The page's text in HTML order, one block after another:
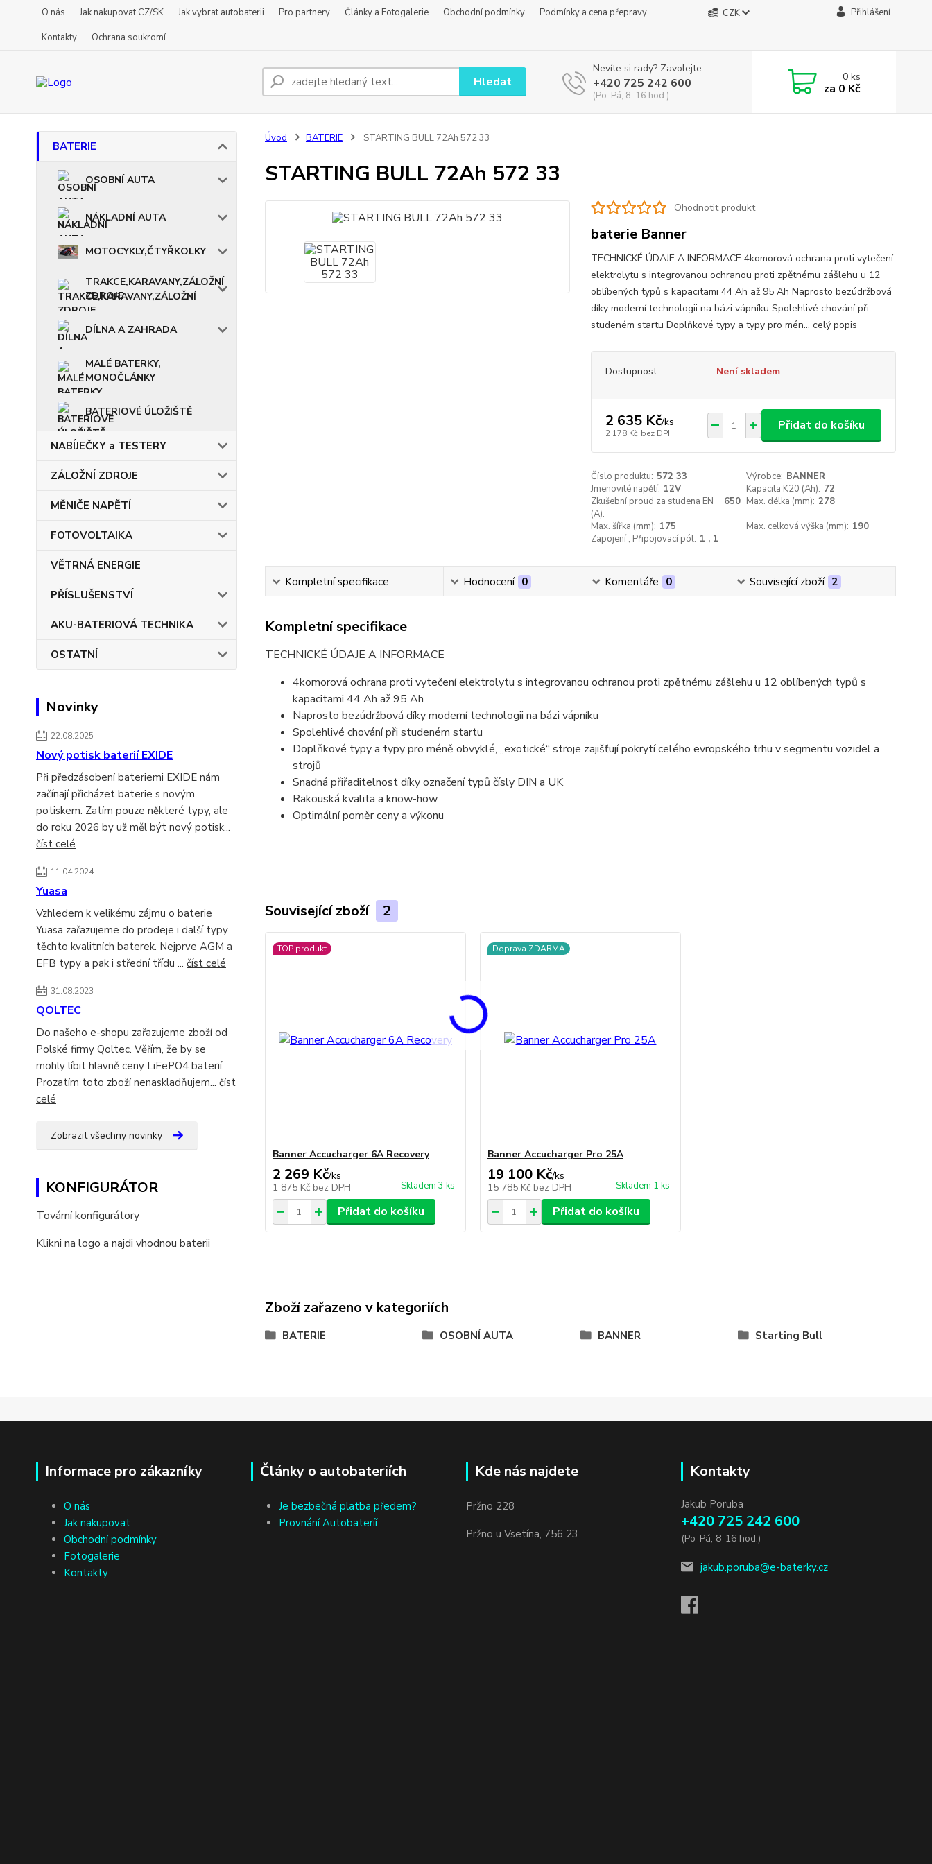
O nás Jak nakupovat CZ/SK Jak vybrat autobaterii Pro partnery Články a Fotogalerie Obchodní podmínky
Podmínky a cena přepravy
Kontakty
Ochrana soukromí
CZK Přihlášení
Hledat
Nevíte si rady? Zavolejte.
+420 725 242 600
(Po-Pá, 8-16 hod.)
0ks
za 0 Kč
BATERIE
OSOBNÍ AUTA
NÁKLADNÍ AUTA
MOTOCYKLY,ČTYŘKOLKY
TRAKCE,KARAVANY,ZÁLOŽNÍ
ZDROJE
DÍLNA A ZAHRADA
MALÉ BATERKY,
MONOČLÁNKY
BATERIOVÉ ÚLOŽIŠTĚ
NABÍJEČKY a TESTERY
ZÁLOŽNÍ ZDROJE
MĚNIČE NAPĚTÍ
FOTOVOLTAIKA
VĚTRNÁ ENERGIE
PŘÍSLUŠENSTVÍ
AKU-BATERIOVÁ TECHNIKA
OSTATNÍ
Novinky
22.08.2025
Nový potisk baterií EXIDE
Při předzásobení bateriemi EXIDE nám
začínají přicházet baterie s novým
potiskem. Zatím pouze některé typy, ale
do roku 2026 by už měl být nový potisk...
číst celé
11.04.2024
Yuasa
Vzhledem k velikému zájmu o baterie
Yuasa zařazujeme do prodeje i další typy
těchto kvalitních baterek. Nejprve AGM a
EFB typy a pak i střední třídu ... číst celé
31.08.2023
QOLTEC
Do našeho e-shopu zařazujeme zboží od
Polské firmy Qoltec. Věřím, že by se
mohly líbit hlavně ceny LiFePO4 baterií.
Prozatím toto zboží nenaskladňujem... číst
celé
Zobrazit všechny novinky
KONFIGURÁTOR
Tovární konfigurátory
Klikni na logo a najdi vhodnou baterii
Úvod BATERIE STARTING BULL 72Ah 572 33
STARTING BULL 72Ah 572 33
Ohodnotit produkt
baterie Banner
TECHNICKÉ ÚDAJE A INFORMACE 4komorová ochrana proti vytečení
elektrolytu s integrovanou ochranou proti zpětnému zášlehu u 12
oblíbených typů s kapacitami 44 Ah až 95 Ah Naprosto bezúdržbová
díky moderní technologii na bázi vápníku Spolehlivé chování při
studeném startu Doplňkové typy a typy pro mén... celý popis
Dostupnost Není skladem
2 635 Kč/ks
2 178 Kč bez DPH
Přidat do košíku
Číslo produktu: 572 33 Výrobce: BANNER
Jmenovité napětí: 12V Kapacita K20 (Ah): 72
Zkušební proud za studena EN
(A):
650 Max. délka (mm): 278
Max. šířka (mm): 175 Max. celková výška (mm): 190
Zapojení , Připojovací pól: 1 , 1
Kompletní specifikace Hodnocení 0 Komentáře 0 Související zboží 2
Kompletní specifikace
TECHNICKÉ ÚDAJE A INFORMACE
4komorová ochrana proti vytečení elektrolytu s integrovanou ochranou proti zpětnému zášlehu u 12 oblíbených typů s
kapacitami 44 Ah až 95 Ah
Naprosto bezúdržbová díky moderní technologii na bázi vápníku
Spolehlivé chování při studeném startu
Doplňkové typy a typy pro méně obvyklé, „exotické“ stroje zajišťují pokrytí celého evropského trhu v segmentu vozidel a
strojů
Snadná přiřaditelnost díky označení typů čísly DIN a UK
Rakouská kvalita a know-how
Optimální poměr ceny a výkonu
Související zboží 2
TOP produkt
Banner Accucharger 6A Recovery
2 269 Kč/ks
1 875 Kč bez DPH Skladem 3 ks
Přidat do košíku
Doprava ZDARMA
Banner Accucharger Pro 25A
19 100 Kč/ks
15 785 Kč bez DPH Skladem 1 ks
Přidat do košíku
Zboží zařazeno v kategoriích
BATERIE OSOBNÍ AUTA BANNER Starting Bull
Informace pro zákazníky
O nás
Jak nakupovat
Obchodní podmínky
Fotogalerie
Kontakty
Články o autobateriích
Je bezbečná platba předem?
Provnání Autobateríí
Kde nás najdete
Pržno 228
Pržno u Vsetína, 756 23
Kontakty
Jakub Poruba
+420 725 242 600
(Po-Pá, 8-16 hod.)
jakub.poruba@e-baterky.cz